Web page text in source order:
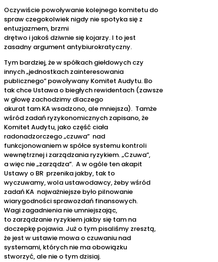
Oczywiście powoływanie kolejnego komitetu do
spraw czegokolwiek nigdy nie spotyka się z
entuzjazmem, brzmi
drętwo i jakoś dziwnie się kojarzy. I to jest
zasadny argument antybiurokratyczny.
Tym bardziej, że w spółkach giełdowych czy
innych „jednostkach zainteresowania
publicznego” powoływany Komitet Audytu. Bo
tak chce Ustawa o biegłych rewidentach (zawsze
w głowę zachodzimy dlaczego
akurat tam KA wsadzono, ale mniejsza). Tamże
wśród zadań ryzykonomicznych zapisano, że
Komitet Audytu, jako część ciała
radonadzorczego „czuwa” nad
funkcjonowaniem w spółce systemu kontroli
wewnętrznej i zarządzania ryzykiem. „Czuwa”,
a więc nie „zarządza”. A w ogóle ten akapit
Ustawy o BR przenika jakby, tak to
wyczuwamy, wola ustawodawcy, żeby wśród
zadań KA najważniejsze było pilnowanie
wiarygodności sprawozdań finansowych.
Wagi zagadnienia nie umniejszając,
to zarządzanie ryzykiem jakby się tam na
doczepkę pojawia. Już o tym pisaliśmy zresztą,
że jest w ustawie mowa o czuwaniu nad
systemami, których nie ma obowiązku
stworzyć, ale nie o tym dzisiaj.